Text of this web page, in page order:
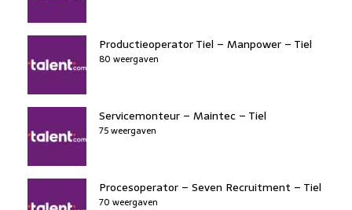
Productieoperator Tiel – Manpower – Tiel
80 weergaven
Servicemonteur – Maintec – Tiel
75 weergaven
Procesoperator – Seven Recruitment – Tiel
70 weergaven